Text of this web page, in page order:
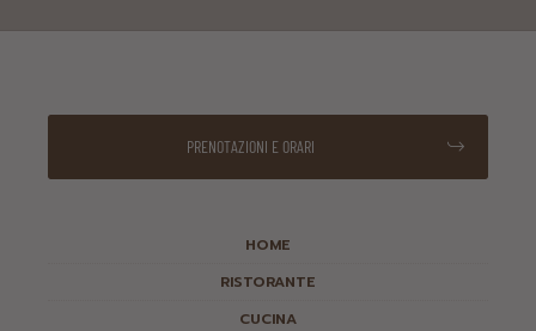
PRENOTAZIONI E ORARI
HOME
RISTORANTE
CUCINA